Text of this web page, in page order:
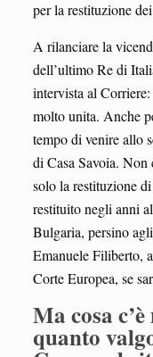
per la restituzione
A rilanciare la
dell’ultimo Re di
intervista al
molto unita. Anche
tempo di venire allo
di Casa Savoia.
solo la restituzione
restituito negli anni
Bulgaria, persino
Emanuele Filiberto,
Corte Europea, se
Ma cosa
quanto